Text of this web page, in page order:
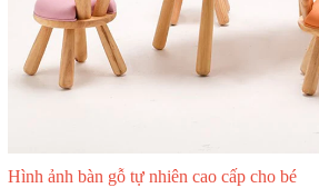
Hình ảnh bàn gỗ tự nhiên cao cấp cho bé